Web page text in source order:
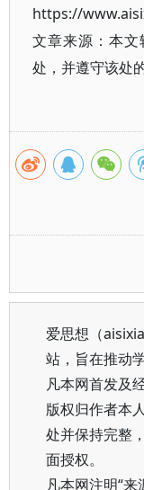
https://
文章来源：本
处，并遵守该处
爱思想（
站，旨在推动
凡本网首发及
版权归作者本
处并保持完整
面授权。
凡本网注明“来